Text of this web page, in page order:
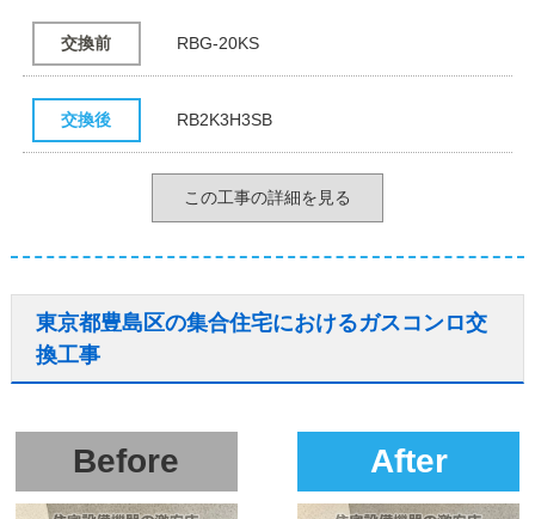
交換前 RBG-20KS
交換後 RB2K3H3SB
この工事の詳細を見る
東京都豊島区の集合住宅におけるガスコンロ交
換工事
Before After